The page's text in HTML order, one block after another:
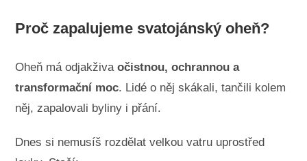
Proč zapalujeme svatojánský oheň?
Oheň má odjakživaočistnou, ochrannou a
transformační moc. Lidé o něj skákali, tančili kolem
něj, zapalovali byliny i přání.
Dnes si nemusíš rozdělat velkou vatru uprostřed